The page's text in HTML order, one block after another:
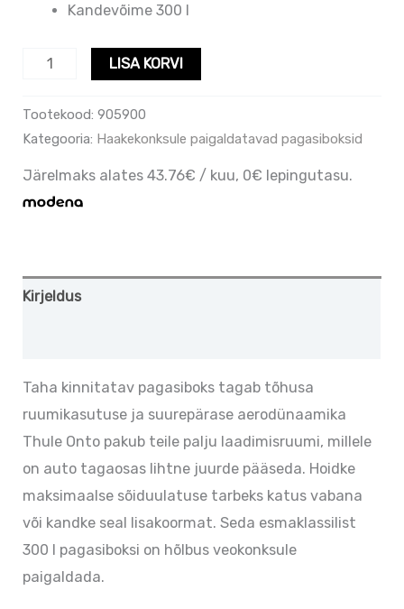
Kandevõime 300 l
LISA KORVI
Tootekood:905900
Kategooria: Haakekonksule paigaldatavad pagasiboksid
Järelmaks alates 43.76€ / kuu, 0€ lepingutasu.
Kirjeldus
Taha kinnitatav pagasiboks tagab tõhusa
ruumikasutuse ja suurepärase aerodünaamika
Thule Onto pakub teile palju laadimisruumi, millele
on auto tagaosas lihtne juurde pääseda. Hoidke
maksimaalse sõiduulatuse tarbeks katus vabana
või kandke seal lisakoormat. Seda esmaklassilist
300 l pagasiboksi on hõlbus veokonksule
paigaldada.